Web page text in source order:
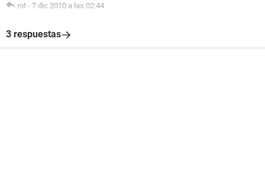
rot - 7 dic 2010 a las 02:44
3 respuestas